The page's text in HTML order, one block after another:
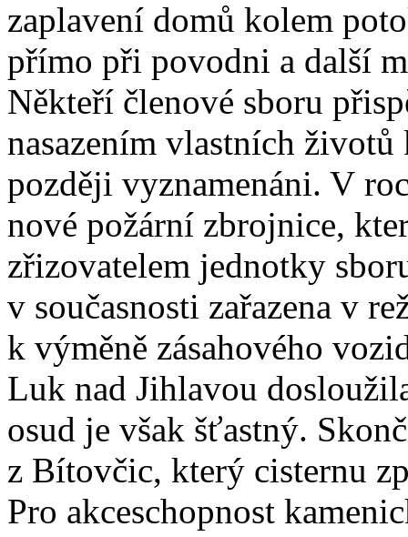
zaplavení domů kolem
přímo při povodni a další
Někteří členové sboru
nasazením vlastních
později vyznamenáni. V
nové požární zbrojnice,
zřizovatelem jednotky
v současnosti zařazena v
k výměně zásahového
Luk nad Jihlavou
osud je však šťastný.
z Bítovčic, který cisternu
Pro akceschopnost